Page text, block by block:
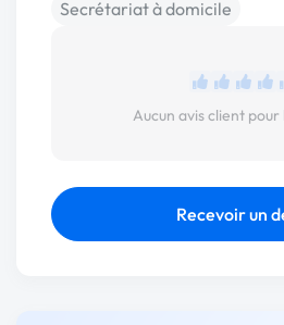
Secrétariat à domicile
Aucun avis client
Recevoir un